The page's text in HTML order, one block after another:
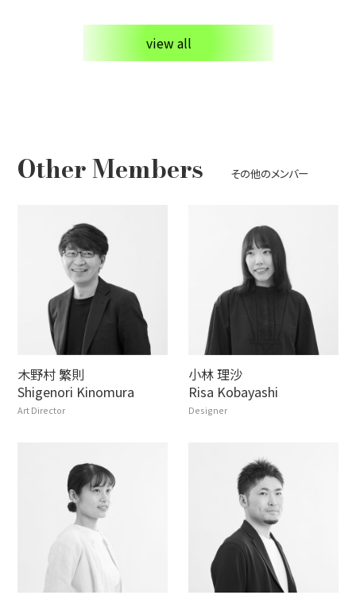
view all
Other Members その他のメンバー
木野村 繁則
Shigenori Kinomura
Art Director
小林 理沙
Risa Kobayashi
Designer